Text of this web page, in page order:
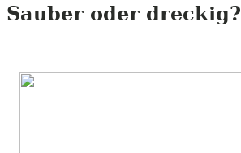
Sauber oder dreckig?